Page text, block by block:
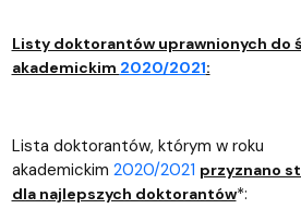
Listy doktorantów uprawnionych do
akademickim 2020/2021:
Lista doktorantów, którym w roku
akademickim 2020/2021 przyznano
dla najlepszych doktorantów*: